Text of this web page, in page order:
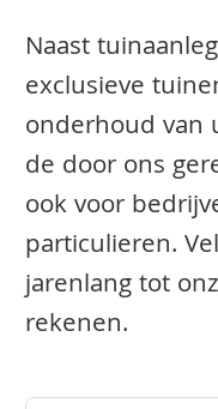
Naast
exclusieve
onderhoud van
de door ons
ook voor
particulieren.
jarenlang tot
rekenen.